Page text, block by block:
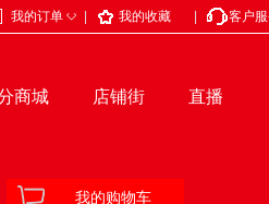
我的订单 ◇ 我的收藏 客户
商城 店铺街 直播
我的购物车